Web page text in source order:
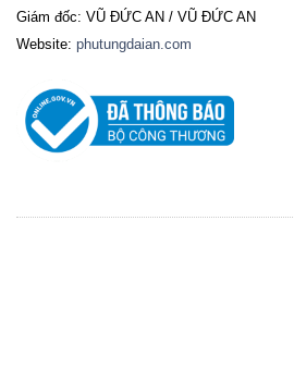
Giám đốc: VŨ ĐỨC AN / VŨ ĐỨC AN
Website: phutungdaian.com